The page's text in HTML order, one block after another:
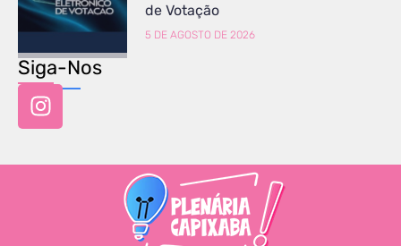
de Votação
5 DE AGOSTO DE 2026
Siga-Nos